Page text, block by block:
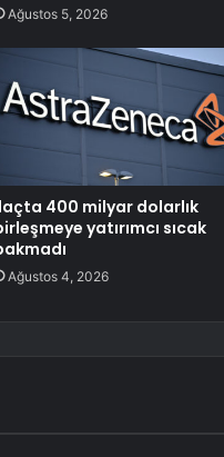
Ağustos 5, 2026
400 milyar dolarlık
yatırımcı sıcak
Ağustos 4, 2026